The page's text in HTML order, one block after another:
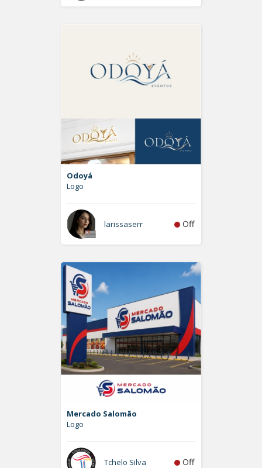
Odoyá
Logo
larissaserr Off
Mercado Salomão
Logo
Tchelo Silva Off